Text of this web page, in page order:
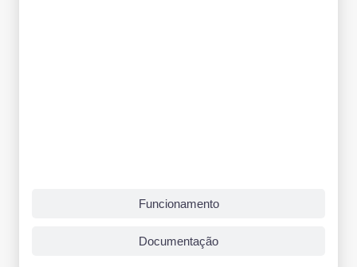
Funcionamento
Documentação